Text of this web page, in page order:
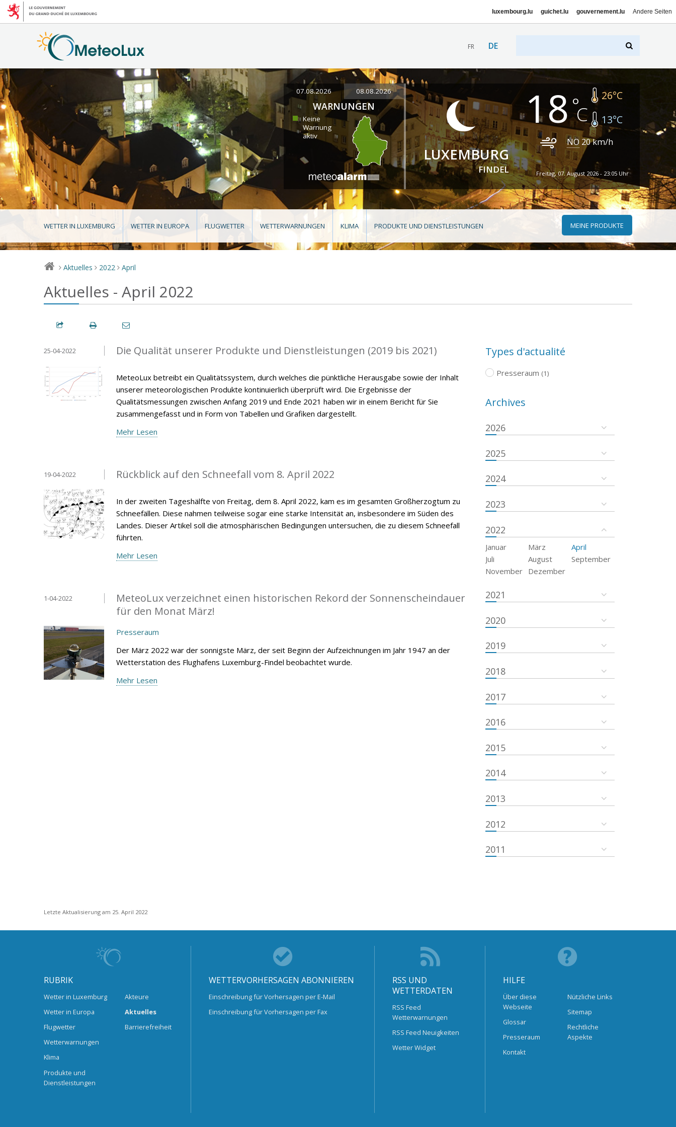
luxembourg.lu guichet.lu gouvernement.lu Andere Seiten
FR DE
07.08.2026 08.08.2026
WARNUNGEN
Keine
Warnung
aktiv
LUXEMBURG
FINDEL
18 26°C
13°C
NO 20km/h
Freitag, 07. August 2026 - 23:05 Uhr
WETTER IN LUXEMBURG WETTER IN EUROPA FLUGWETTER WETTERWARNUNGEN KLIMA PRODUKTE UND DIENSTLEISTUNGEN MEINE PRODUKTE
> Aktuelles > 2022 > April
Aktuelles - April 2022
Die Qualität unserer Produkte und Dienstleistungen (2019 bis 2021)
25-04-2022
MeteoLux betreibt ein Qualitätssystem, durch welches die pünktliche Herausgabe sowie der Inhalt
unserer meteorologischen Produkte kontinuierlich überprüft wird. Die Ergebnisse der
Qualitätsmessungen zwischen Anfang 2019 und Ende 2021 haben wir in einem Bericht für Sie
zusammengefasst und in Form von Tabellen und Grafiken dargestellt.
Mehr Lesen
Rückblick auf den Schneefall vom 8. April 2022
19-04-2022
In der zweiten Tageshälfte von Freitag, dem 8. April 2022, kam es im gesamten Großherzogtum zu
Schneefällen. Diese nahmen teilweise sogar eine starke Intensität an, insbesondere im Süden des
Landes. Dieser Artikel soll die atmosphärischen Bedingungen untersuchen, die zu diesem Schneefall
führten.
Mehr Lesen
MeteoLux verzeichnet einen historischen Rekord der Sonnenscheindauer
für den Monat März!
1-04-2022
Presseraum
Der März 2022 war der sonnigste März, der seit Beginn der Aufzeichnungen im Jahr 1947 an der
Wetterstation des Flughafens Luxemburg-Findel beobachtet wurde.
Mehr Lesen
Types d'actualité
Presseraum (1)
Archives
2026
2025
2024
2023
2022
Januar März
April
Juli
August
September
November
Dezember
2021
2020
2019
2018
2017
2016
2015
2014
2013
2012
2011
Letzte Aktualisierung am 25. April 2022
RUBRIK
Wetter in Luxemburg
Wetter in Europa
Flugwetter
Wetterwarnungen
Klima
Produkte und
Dienstleistungen
Akteure
Aktuelles
Barrierefreiheit
WETTERVORHERSAGEN ABONNIEREN
Einschreibung für Vorhersagen per E-Mail
Einschreibung für Vorhersagen per Fax
RSS UND
WETTERDATEN
RSS Feed
Wetterwarnungen
RSS Feed Neuigkeiten
Wetter Widget
HILFE
Über diese
Webseite
Glossar
Presseraum
Kontakt
Nützliche Links
Sitemap
Rechtliche
Aspekte